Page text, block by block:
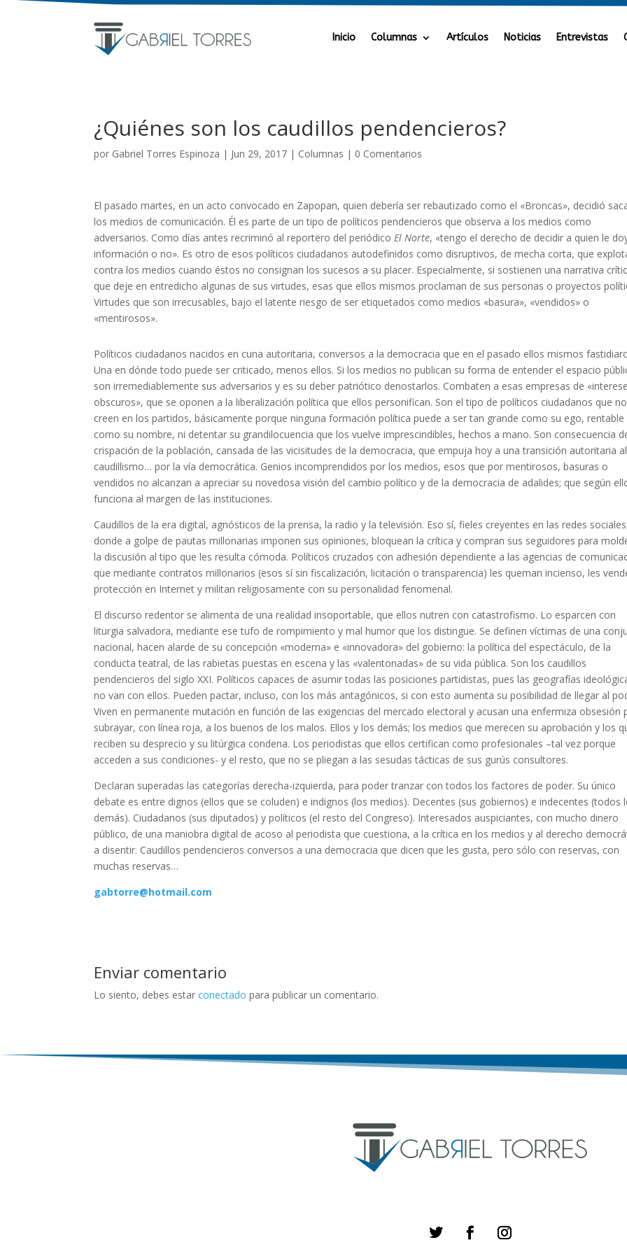
Inicio Columnas Artículos Noticias Entrevistas
¿Quiénes son los caudillos pendencieros?
por Gabriel Torres Espinoza | Jun 29, 2017 | Columnas | 0 Comentarios
El pasado martes, en un acto convocado en Zapopan, quien debería ser rebautizado como el «Broncas», decidió
los medios de comunicación. Él es parte de un tipo de políticos pendencieros que observa a los medios como
adversarios. Como días antes recriminó al reportero del periódico El Norte, «tengo el derecho de decidir a quien le
información o no». Es otro de esos políticos ciudadanos autodefinidos como disruptivos, de mecha corta, que
contra los medios cuando éstos no consignan los sucesos a su placer. Especialmente, si sostienen una narrativa
que deje en entredicho algunas de sus virtudes, esas que ellos mismos proclaman de sus personas o proyectos
Virtudes que son irrecusables, bajo el latente riesgo de ser etiquetados como medios «basura», «vendidos» o
«mentirosos».
Políticos ciudadanos nacidos en cuna autoritaria, conversos a la democracia que en el pasado ellos mismos
Una en dónde todo puede ser criticado, menos ellos. Si los medios no publican su forma de entender el espacio
son irremediablemente sus adversarios y es su deber patriótico denostarlos. Combaten a esas empresas de
obscuros», que se oponen a la liberalización política que ellos personifican. Son el tipo de políticos ciudadanos que no
creen en los partidos, básicamente porque ninguna formación política puede a ser tan grande como su ego, rentable
como su nombre, ni detentar su grandilocuencia que los vuelve imprescindibles, hechos a mano. Son consecuencia
crispación de la población, cansada de las vicisitudes de la democracia, que empuja hoy a una transición autoritaria al
caudillismo… por la vía democrática. Genios incomprendidos por los medios, esos que por mentirosos, basuras o
vendidos no alcanzan a apreciar su novedosa visión del cambio político y de la democracia de adalides; que según
funciona al margen de las instituciones.
Caudillos de la era digital, agnósticos de la prensa, la radio y la televisión. Eso sí, fieles creyentes en las redes
donde a golpe de pautas millonarias imponen sus opiniones, bloquean la crítica y compran sus seguidores para
la discusión al tipo que les resulta cómoda. Políticos cruzados con adhesión dependiente a las agencias de
que mediante contratos millonarios (esos sí sin fiscalización, licitación o transparencia) les queman incienso, les
protección en Internet y militan religiosamente con su personalidad fenomenal.
El discurso redentor se alimenta de una realidad insoportable, que ellos nutren con catastrofismo. Lo esparcen con
liturgia salvadora, mediante ese tufo de rompimiento y mal humor que los distingue. Se definen víctimas de una
nacional, hacen alarde de su concepción «moderna» e «innovadora» del gobierno: la política del espectáculo, de la
conducta teatral, de las rabietas puestas en escena y las «valentonadas» de su vida pública. Son los caudillos
pendencieros del siglo XXI. Políticos capaces de asumir todas las posiciones partidistas, pues las geografías
no van con ellos. Pueden pactar, incluso, con los más antagónicos, si con esto aumenta su posibilidad de llegar al
Viven en permanente mutación en función de las exigencias del mercado electoral y acusan una enfermiza obsesión
subrayar, con línea roja, a los buenos de los malos. Ellos y los demás; los medios que merecen su aprobación y los
reciben su desprecio y su litúrgica condena. Los periodistas que ellos certifican como profesionales –tal vez porque
acceden a sus condiciones- y el resto, que no se pliegan a las sesudas tácticas de sus gurús consultores.
Declaran superadas las categorías derecha-izquierda, para poder tranzar con todos los factores de poder. Su único
debate es entre dignos (ellos que se coluden) e indignos (los medios). Decentes (sus gobiernos) e indecentes (todos
demás). Ciudadanos (sus diputados) y políticos (el resto del Congreso). Interesados auspiciantes, con mucho dinero
público, de una maniobra digital de acoso al periodista que cuestiona, a la crítica en los medios y al derecho
a disentir. Caudillos pendencieros conversos a una democracia que dicen que les gusta, pero sólo con reservas, con
muchas reservas…
gabtorre@hotmail.com
Enviar comentario
Lo siento, debes estarconectado para publicar un comentario.